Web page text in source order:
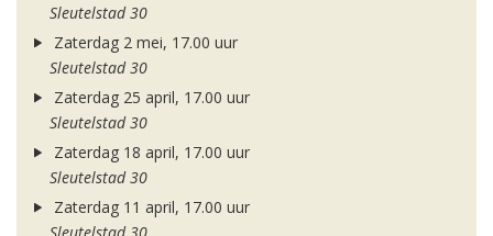
Sleutelstad 30
Zaterdag 2 mei, 17.00 uur
Sleutelstad 30
Zaterdag 25 april, 17.00 uur
Sleutelstad 30
Zaterdag 18 april, 17.00 uur
Sleutelstad 30
Zaterdag 11 april, 17.00 uur